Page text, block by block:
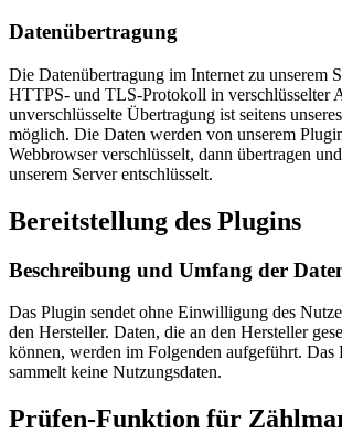
Datenübertragung
Die Datenübertragung im Internet zu unserem
HTTPS- und TLS-Protokoll in verschlüsselter
unverschlüsselte Übertragung ist seitens
möglich. Die Daten werden von unserem
Webbrowser verschlüsselt, dann übertragen
unserem Server entschlüsselt.
Bereitstellung des Plugins
Beschreibung und Umfang der
Das Plugin sendet ohne Einwilligung des
den Hersteller. Daten, die an den Hersteller
können, werden im Folgenden aufgeführt. Das
sammelt keine Nutzungsdaten.
Prüfen-Funktion für